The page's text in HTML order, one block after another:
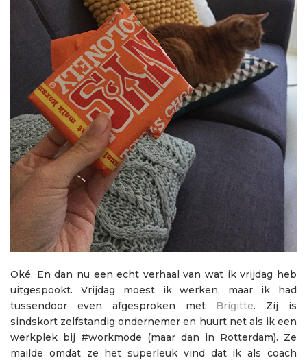
Oké. En dan nu een echt verhaal van wat ik vrijdag heb
uitgespookt. Vrijdag moest ik werken, maar ik had
tussendoor even afgesproken met Brigitte. Zij is
sindskort zelfstandig ondernemer en huurt net als ik een
werkplek bij #workmode (maar dan in Rotterdam). Ze
mailde omdat ze het superleuk vind dat ik als coach